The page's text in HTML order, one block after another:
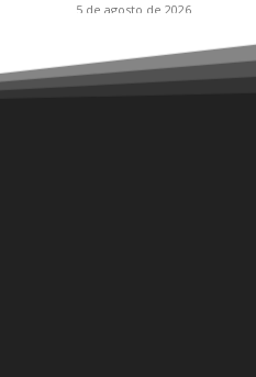
5 de agosto de 2026